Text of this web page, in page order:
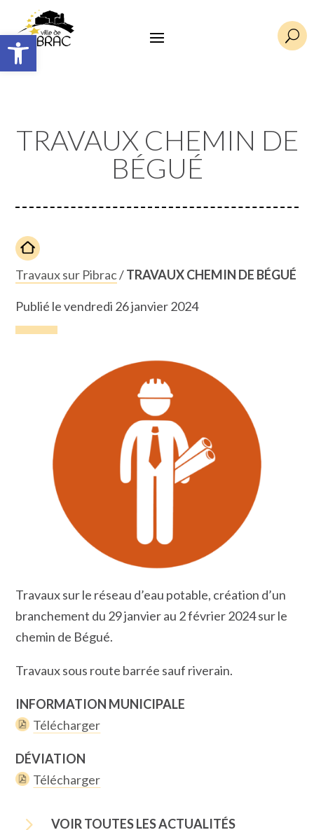
Ouvrir la barre d’outils U
TRAVAUX CHEMIN DE
BÉGUÉ
Travaux sur Pibrac/TRAVAUX CHEMIN DE BÉGUÉ
Publié le vendredi 26 janvier 2024
Travaux sur le réseau d’eau potable, création d’un
branchement du 29 janvier au 2 février 2024 sur le
chemin de Bégué.
Travaux sous route barrée sauf riverain.
INFORMATION MUNICIPALE
Télécharger
DÉVIATION
Télécharger
5 VOIR TOUTES LES ACTUALITÉS